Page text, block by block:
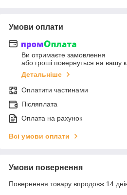
Умови оплати
Ви отримаєте замовлення
або гроші повернуться на вашу
Детальніше
Оплатити частинами
Післяплата
Оплата на рахунок
Всі умови оплати
Умови повернення
Повернення товару впродовж 14